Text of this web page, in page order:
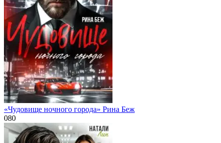
«Чудовище ночного города» Рина Беж
080